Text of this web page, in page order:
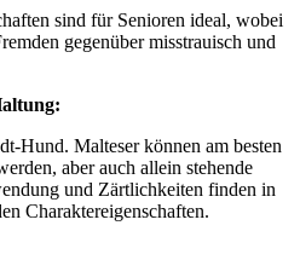
sind für Senioren ideal, wobei
gegenüber misstrauisch und
Hund. Malteser können am besten
aber auch allein stehende
und Zärtlichkeiten finden in
Charaktereigenschaften.